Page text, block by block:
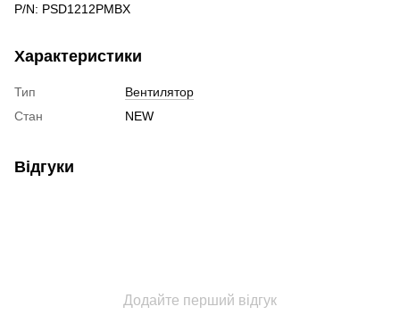
P/N: PSD1212PMBX
Характеристики
Тип
Вентилятор
Стан
NEW
Відгуки
Додайте перший відгук